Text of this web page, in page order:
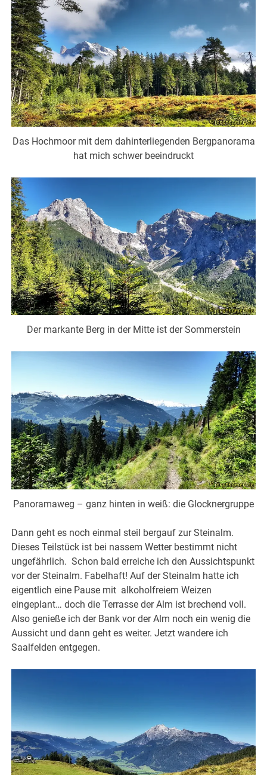
Das Hochmoor mit dem dahinterliegenden Bergpanorama
hat mich schwer beeindruckt
Der markante Berg in der Mitte ist der Sommerstein
Panoramaweg – ganz hinten in weiß: die Glocknergruppe
Dann geht es noch einmal steil bergauf zur Steinalm.
Dieses Teilstück ist bei nassem Wetter bestimmt nicht
ungefährlich. Schon bald erreiche ich den Aussichtspunkt
vor der Steinalm. Fabelhaft! Auf der Steinalm hatte ich
eigentlich eine Pause mit alkoholfreiem Weizen
eingeplant… doch die Terrasse der Alm ist brechend voll.
Also genieße ich der Bank vor der Alm noch ein wenig die
Aussicht und dann geht es weiter. Jetzt wandere ich
Saalfelden entgegen.